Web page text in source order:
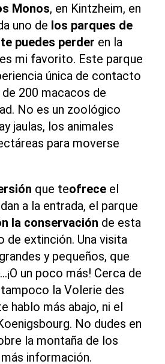
Monos, en Kintzheim, en
uno de los parques de
puedes perder en la
mi favorito. Este parque
única de contacto
200 macacos de
No es un zoológico
jaulas, los animales
para moverse
que teofrece el
a la entrada, el parque
la conservación de esta
de extinción. Una visita
y pequeños, que
un poco más! Cerca de
la Volerie des
hablo más abajo, ni el
. No dudes en
la montaña de los
información.